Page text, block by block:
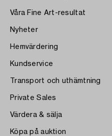
Våra Fine Art-resultat
Nyheter
Hemvärdering
Kundservice
Transport och uthämtning
Private Sales
Värdera & sälja
Köpa på auktion